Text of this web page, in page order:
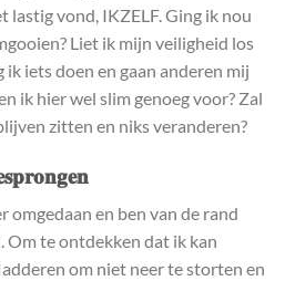
lastig vond, IKZELF. Ging ik nou
Liet ik mijn veiligheid los
iets doen en gaan anderen mij
ik hier wel slim genoeg voor? Zal
zitten en niks veranderen?
omgedaan en ben van de rand
Om te ontdekken dat ik kan
om niet neer te storten en